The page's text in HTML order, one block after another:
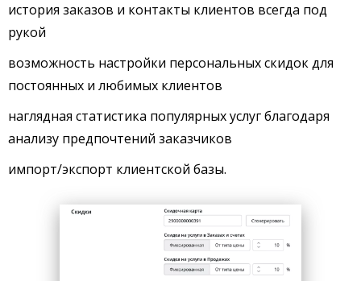
история заказов и контакты клиентов всегда под
рукой
возможность настройки персональных скидок для
постоянных и любимых клиентов
наглядная статистика популярных услуг благодаря
анализу предпочтений заказчиков
импорт/экспорт клиентской базы.